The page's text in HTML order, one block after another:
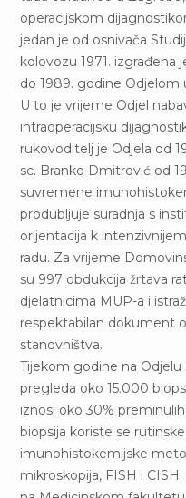
operacijskom
jedan je od osnivača
kolovozu 1971. izgrađena
do 1989. godine Odjelom
U to je vrijeme Odjel
intraoperacijsku
rukovoditelj je Odjela od
sc. Branko Dmitrović od
suvremene
produbljuje suradnja s
orijentacija k
radu. Za vrijeme
su 997 obdukcija žrtava
djelatnicima MUP-a i
respektabilan dokument
stanovništva.
Tijekom godine na
pregleda oko 15.000
iznosi oko 30%
biopsija koriste se
imunohistokemijske
mikroskopija, FISH i